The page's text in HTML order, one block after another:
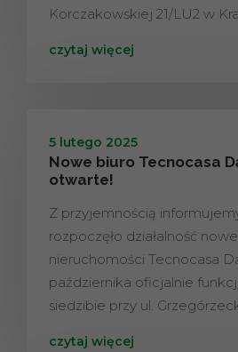
Korczakowskiej 21/LU2 w
czytaj więcej
5 lutego 2025
Nowe biuro Tecnocasa
otwarte!
Z przyjemnością
rozpoczęło działalność
nieruchomości Tecnocasa
października oficjalnie
siedzibie przy ul.
czytaj więcej